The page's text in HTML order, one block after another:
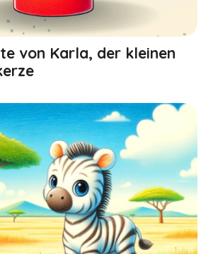
von Karla, der kleinen